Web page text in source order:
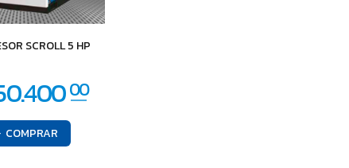
SCROLL 5 HP
COMPRAR